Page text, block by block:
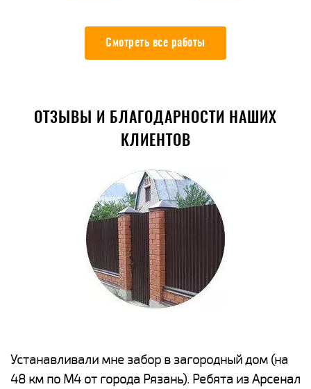
Смотреть все работы
ОТЗЫВЫ И БЛАГОДАРНОСТИ НАШИХ
КЛИЕНТОВ
Устанавливали мне забор в загородный дом (на
48 км по М4 от города Рязань). Ребята из Арсенал